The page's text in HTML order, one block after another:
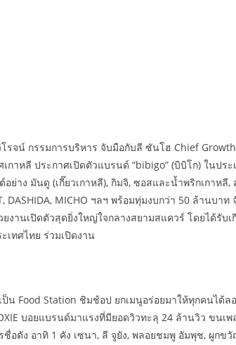
จน์ กรรมการบริหาร จับมือกับลี ซันโฮ Chief
กาหลี ประกาศเปิดตัวแบรนด์ “bibigo” (บิบิโก) ในปร
าง มันดู (เกี๊ยวเกาหลี), กิมจิ, ซอสและน้ำพริกเกาหลี
DASHIDA, MICHO ฯลฯ พร้อมทุ่มงบกว่า 50 ล้านบา
านเปิดตัวสุดยิ่งใหญ่ใจกลางสยามสแควร์ โดยได้รับเ
ทศไทย ร่วมเปิดงาน
น Food Station ชิมช้อป ยกเมนูอร่อยมาให้ทุกคนได้ล
บอยแบรนด์มาแรงที่มียอดวิวทะลุ 24 ล้านวิว ขนเ
อดัง อาทิ 1 คัง เซนา, ลี จูยัง, พลอยชมพู อัมพุช, ผูก